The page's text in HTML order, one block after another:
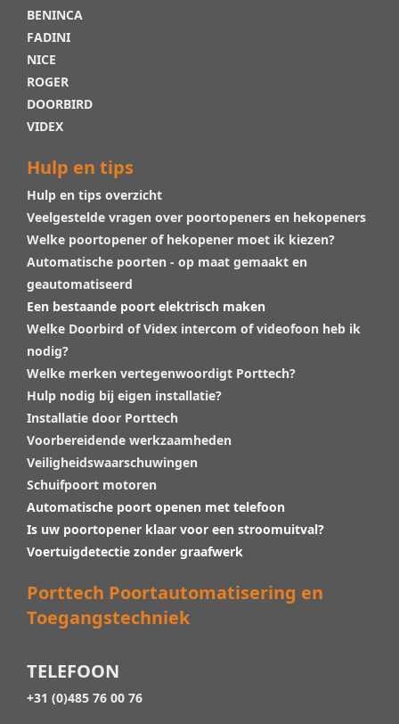
BENINCA
FADINI
NICE
ROGER
DOORBIRD
VIDEX
Hulp en tips
Hulp en tips overzicht
Veelgestelde vragen over poortopeners en hekopeners
Welke poortopener of hekopener moet ik kiezen?
Automatische poorten - op maat gemaakt en
geautomatiseerd
Een bestaande poort elektrisch maken
Welke Doorbird of Videx intercom of videofoon heb ik
nodig?
Welke merken vertegenwoordigt Porttech?
Hulp nodig bij eigen installatie?
Installatie door Porttech
Voorbereidende werkzaamheden
Veiligheidswaarschuwingen
Schuifpoort motoren
Automatische poort openen met telefoon
Is uw poortopener klaar voor een stroomuitval?
Voertuigdetectie zonder graafwerk
Porttech Poortautomatisering en
Toegangstechniek
TELEFOON
+31 (0)485 76 00 76